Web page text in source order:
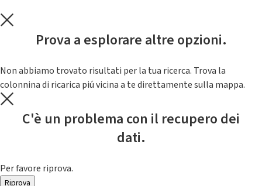
Prova a esplorare altre opzioni.
Non abbiamo trovato risultati per la tua ricerca. Trova la
colonnina di ricarica piú vicina a te direttamente sulla mappa.
C'è un problema con il recupero dei
dati.
Per favore riprova.
Riprova